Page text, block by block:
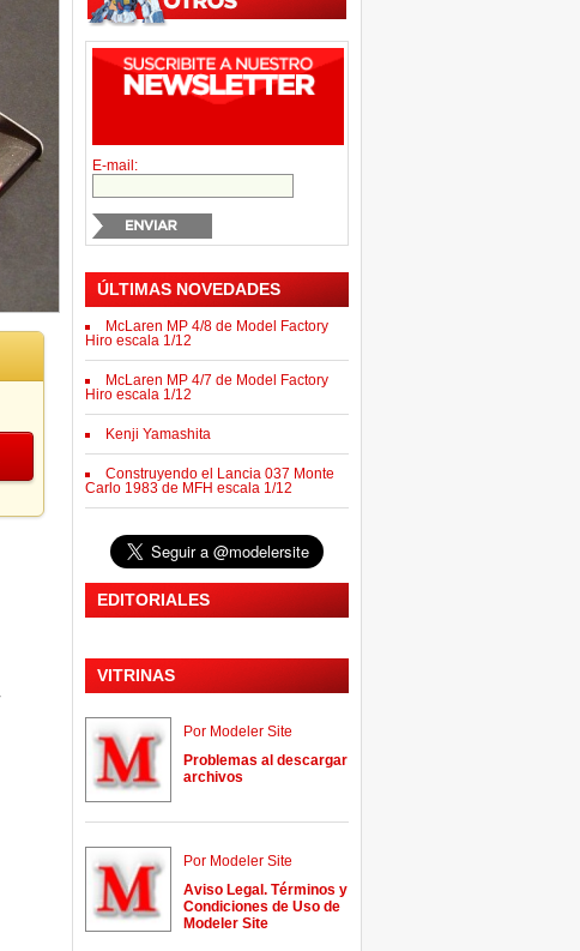
E-mail:
ÚLTIMAS NOVEDADES
McLaren MP 4/8 de Model Factory
Hiro escala 1/12
McLaren MP 4/7 de Model Factory
Hiro escala 1/12
Kenji Yamashita
Construyendo el Lancia 037 Monte
Carlo 1983 de MFH escala 1/12
EDITORIALES
VITRINAS
Por Modeler Site
Problemas al descargar
archivos
Por Modeler Site
Aviso Legal. Términos y
Condiciones de Uso de
Modeler Site